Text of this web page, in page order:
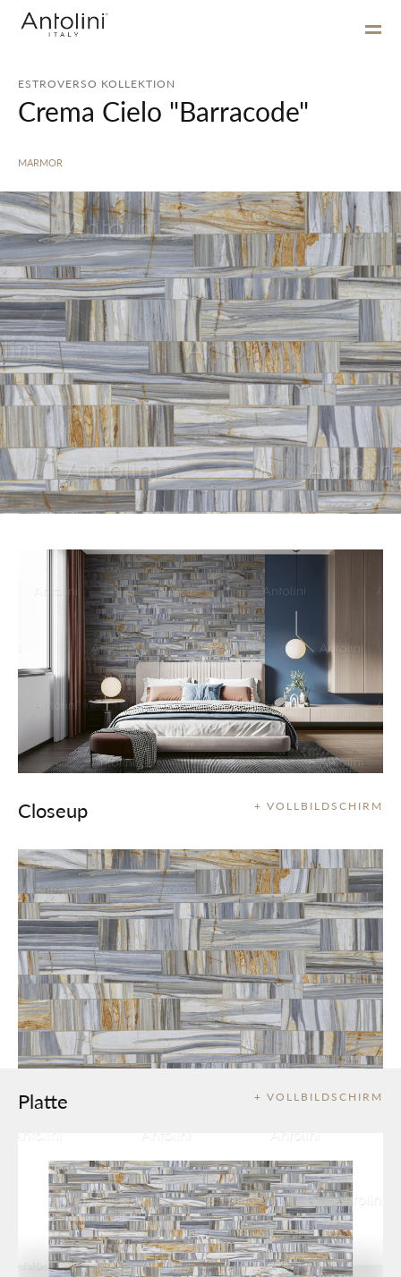
ESTROVERSO KOLLEKTION
Crema Cielo "Barracode"
MARMOR
+ VOLLBILDSCHIRM
Closeup
+ VOLLBILDSCHIRM
Platte